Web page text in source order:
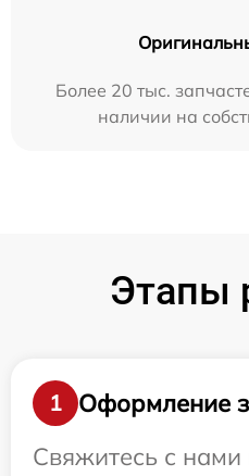
Более 20 тыс.
наличии на
Этапы
1
Оформление
Свяжитесь с